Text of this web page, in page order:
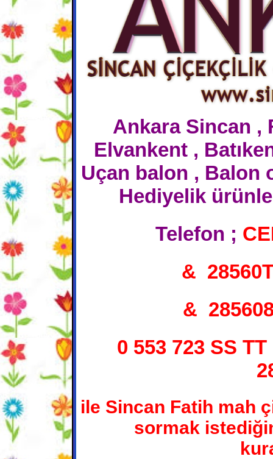
Ankara Sincan ,
Elvankent ,
Uçan balon , Balon
Hediyelik
Telefon ;
&
&
0 553 723 SS
ile Sincan Fatih mah
sormak